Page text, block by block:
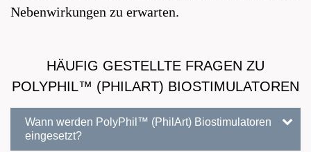
Nebenwirkungen zu erwarten.
HÄUFIG GESTELLTE FRAGEN ZU
POLYPHIL™ (PHILART) BIOSTIMULATOREN
Wann werden PolyPhil™ (PhilArt) Biostimulatoren
eingesetzt?